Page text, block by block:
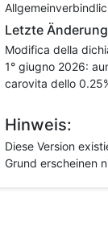
Letzte
Modifica della
1° giugno 2026:
carovita dello
Hinweis:
Diese Version
Grund erscheinen